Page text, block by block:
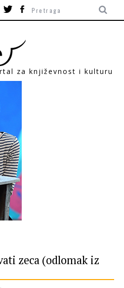
za književnost i kulturu
zeca (odlomak iz